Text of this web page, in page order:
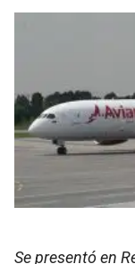
Se presentó en